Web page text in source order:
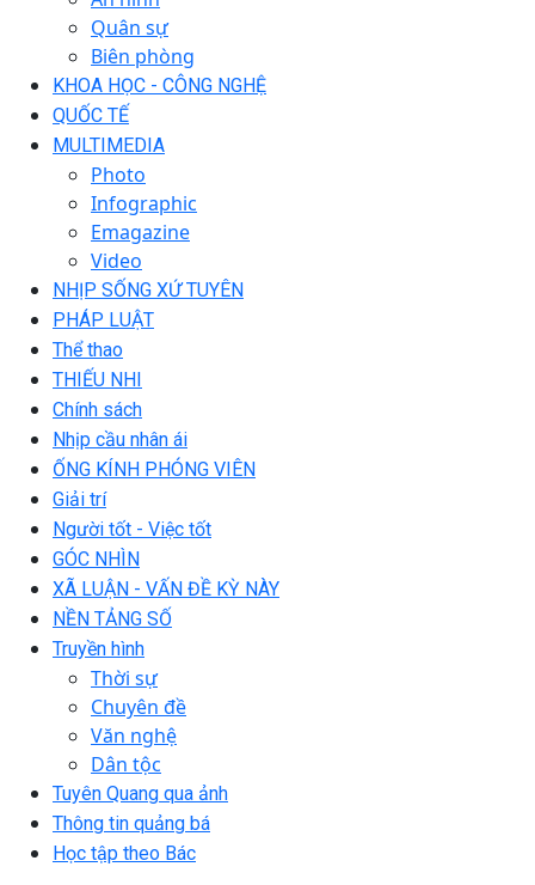
Quân sự
Biên phòng
KHOA HỌC - CÔNG NGHỆ
QUỐC TẾ
MULTIMEDIA
Photo
Infographic
Emagazine
Video
NHỊP SỐNG XỨ TUYÊN
PHÁP LUẬT
Thể thao
THIẾU NHI
Chính sách
Nhịp cầu nhân ái
ỐNG KÍNH PHÓNG VIÊN
Giải trí
Người tốt - Việc tốt
GÓC NHÌN
XÃ LUẬN - VẤN ĐỀ KỲ NÀY
NỀN TẢNG SỐ
Truyền hình
Thời sự
Chuyên đề
Văn nghệ
Dân tộc
Tuyên Quang qua ảnh
Thông tin quảng bá
Học tập theo Bác